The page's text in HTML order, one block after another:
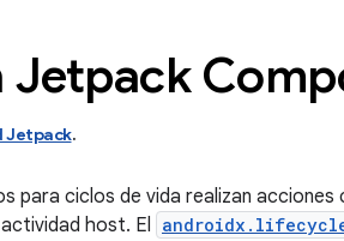
Jetpack
Jetpack.
para ciclos de vida realizan acciones
host. El